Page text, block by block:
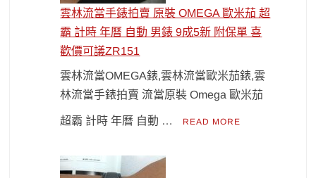
雲林流當手錶拍賣 原裝 OMEGA 歐米茄 超
霸 計時 年曆 自動 男錶 9成5新 附保單 喜
歡價可議ZR151
雲林流當OMEGA錶,雲林流當歐米茄錶,雲
林流當手錶拍賣 流當原裝 Omega 歐米茄
超霸 計時 年曆 自動 … READ MORE